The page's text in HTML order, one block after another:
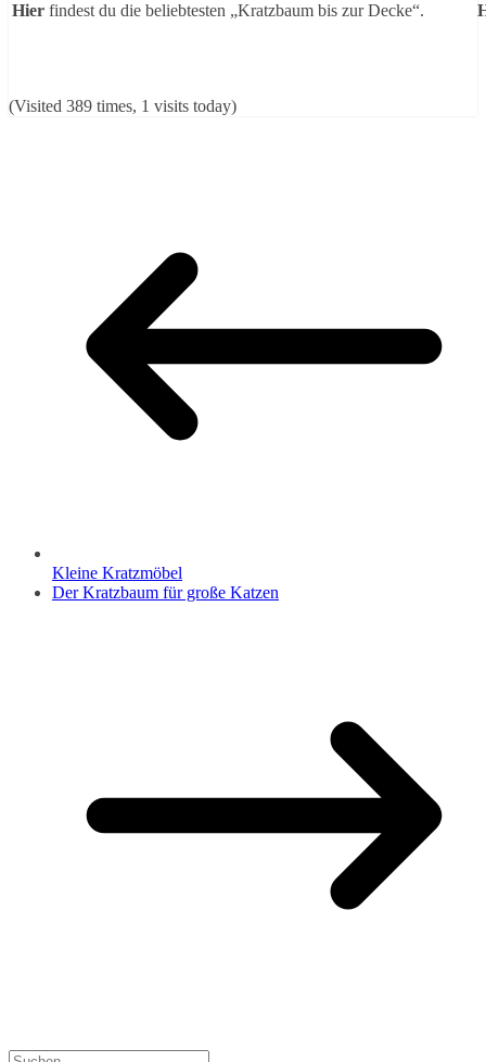
Hier findest du die beliebtesten „Kratzbaum bis zur Decke“.
(Visited 389 times, 1 visits today)
Kleine Kratzmöbel
Der Kratzbaum für große Katzen